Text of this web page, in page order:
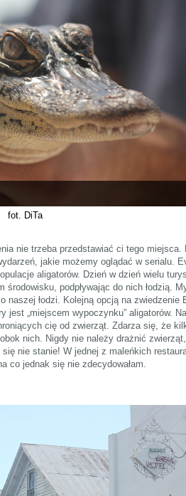
fot. DiTa
nie trzeba przedstawiać ci tego miejsca.
jakie możemy oglądać w serialu.
aligatorów. Dzień w dzień wielu
podpływając do nich łodzią.
naszej łodzi. Kolejną opcją na zwiedzenie
jest „miejscem wypoczynku” aligatorów.
cię od zwierząt. Zdarza się, że
nich. Nigdy nie należy drażnić
nie stanie! W jednej z maleńkich
co jednak się nie zdecydowałam.